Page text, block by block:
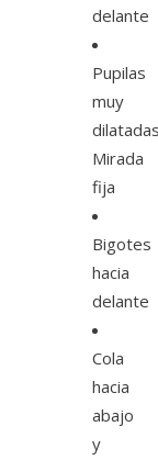
delante
Pupilas
muy
Mirada
fija
Bigotes
hacia
delante
Cola
hacia
abajo
y